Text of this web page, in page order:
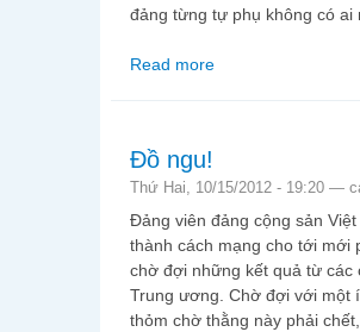
đảng từng tự phụ không có
Read more
Đồ ngu!
Thứ Hai, 10/15/2012 - 19:20 —
Đảng viên đảng cộng sản
thành cách mạng cho tới mới
chờ đợi những kết quả từ các
Trung ương. Chờ đợi với một
thỏm chờ thằng này phải